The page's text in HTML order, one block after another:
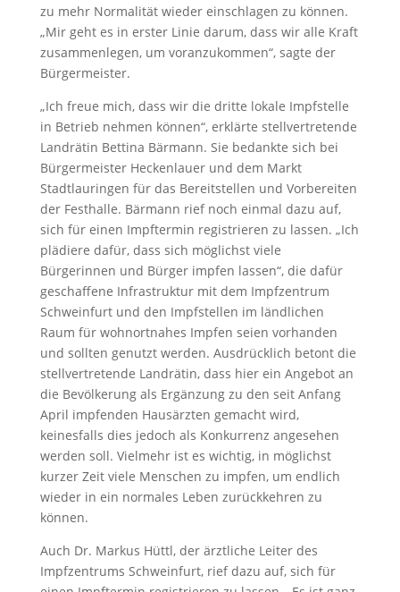
zu mehr Normalität wieder einschlagen zu können.
„Mir geht es in erster Linie darum, dass wir alle Kraft
zusammenlegen, um voranzukommen“, sagte der
Bürgermeister.
„Ich freue mich, dass wir die dritte lokale Impfstelle
in Betrieb nehmen können“, erklärte stellvertretende
Landrätin Bettina Bärmann. Sie bedankte sich bei
Bürgermeister Heckenlauer und dem Markt
Stadtlauringen für das Bereitstellen und Vorbereiten
der Festhalle. Bärmann rief noch einmal dazu auf,
sich für einen Impftermin registrieren zu lassen. „Ich
plädiere dafür, dass sich möglichst viele
Bürgerinnen und Bürger impfen lassen“, die dafür
geschaffene Infrastruktur mit dem Impfzentrum
Schweinfurt und den Impfstellen im ländlichen
Raum für wohnortnahes Impfen seien vorhanden
und sollten genutzt werden. Ausdrücklich betont die
stellvertretende Landrätin, dass hier ein Angebot an
die Bevölkerung als Ergänzung zu den seit Anfang
April impfenden Hausärzten gemacht wird,
keinesfalls dies jedoch als Konkurrenz angesehen
werden soll. Vielmehr ist es wichtig, in möglichst
kurzer Zeit viele Menschen zu impfen, um endlich
wieder in ein normales Leben zurückkehren zu
können.
Auch Dr. Markus Hüttl, der ärztliche Leiter des
Impfzentrums Schweinfurt, rief dazu auf, sich für